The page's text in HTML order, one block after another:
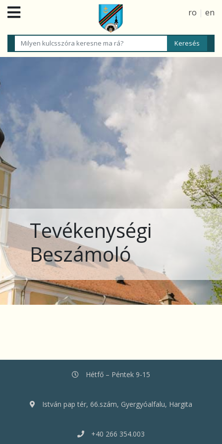
ro | en
Tevékenységi
Beszámoló
Hétfő – Péntek 9-15
István pap tér, 66.szám, Gyergyóalfalu, Hargita
+40 266 354.003